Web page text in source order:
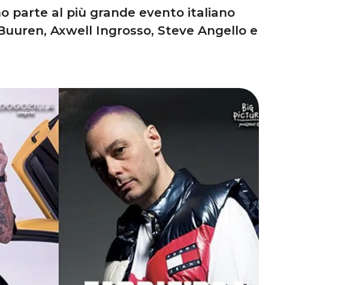
parte al più grande evento italiano
Axwell Ingrosso, Steve Angello e